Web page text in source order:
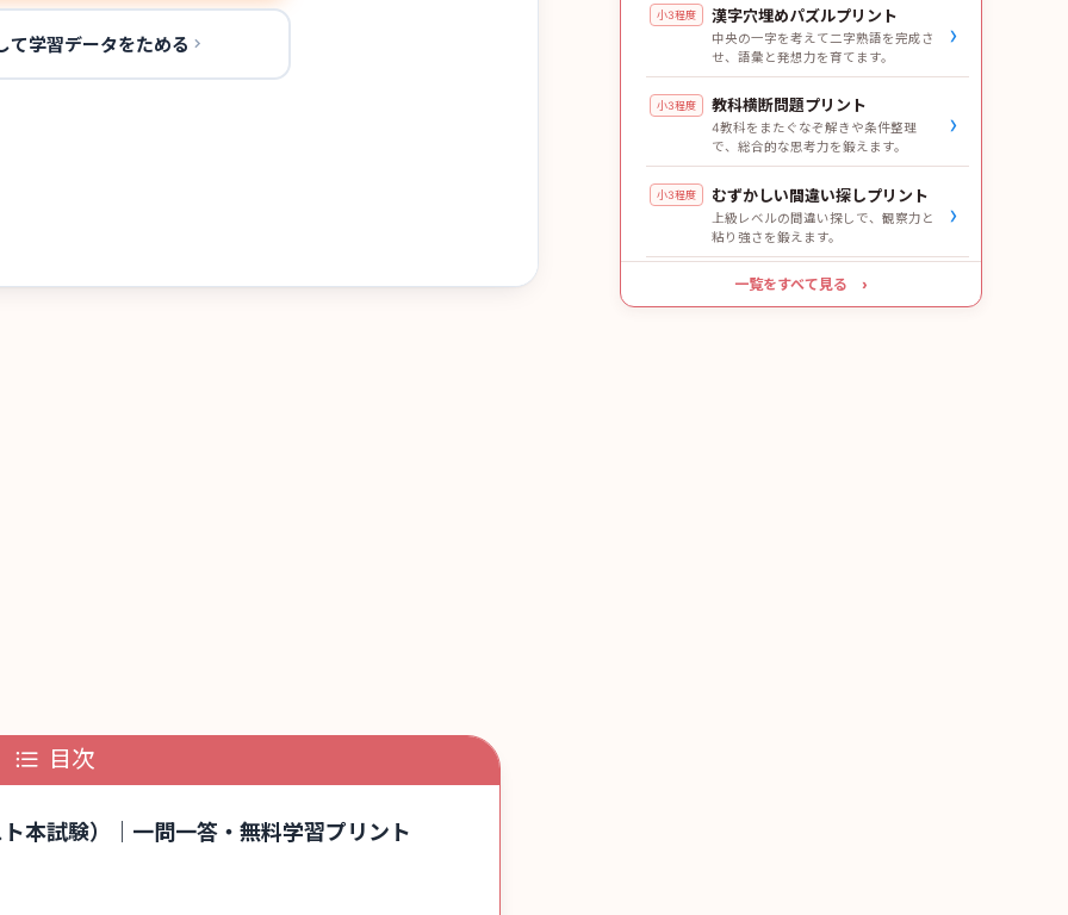
て学習データをためる
目次
本試験）｜一問一答・無料学習プリント
小3程度 漢字穴埋めパズルプリント
中央の一字を考えて二字熟語を完成さ
せ、語彙と発想力を育てます。
›
小3程度 教科横断問題プリント
4教科をまたぐなぞ解きや条件整理
で、総合的な思考力を鍛えます。
›
小3程度 むずかしい間違い探しプリント
上級レベルの間違い探しで、観察力と
粘り強さを鍛えます。
›
一覧をすべて見る ›